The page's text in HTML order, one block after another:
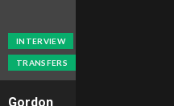
INTERVIEW
TRANSFERS
Gordon